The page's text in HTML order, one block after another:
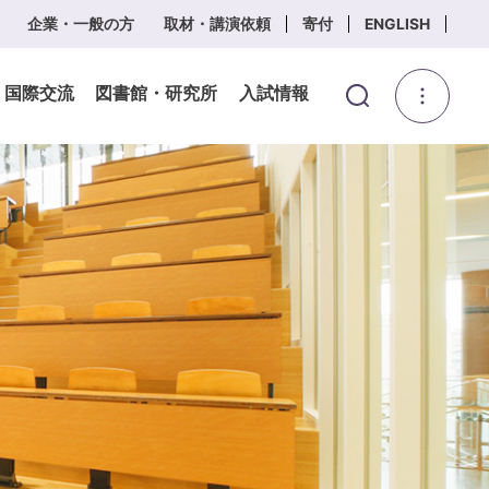
企業・一般の方 取材・講演依頼 寄付 ENGLISH
際交流 図書館・研究所 入試情報